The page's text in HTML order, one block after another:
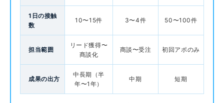
1日の接触
数
10〜15件 3〜4件 50〜100件
担当範囲
リード獲得〜
商談化
商談〜受注 初回アポのみ
成果の出方
中長期（半
年〜1年）
中期 短期